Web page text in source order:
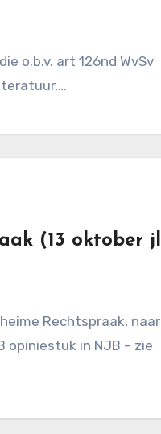
(13 oktober
opiniestuk in NJB – zie